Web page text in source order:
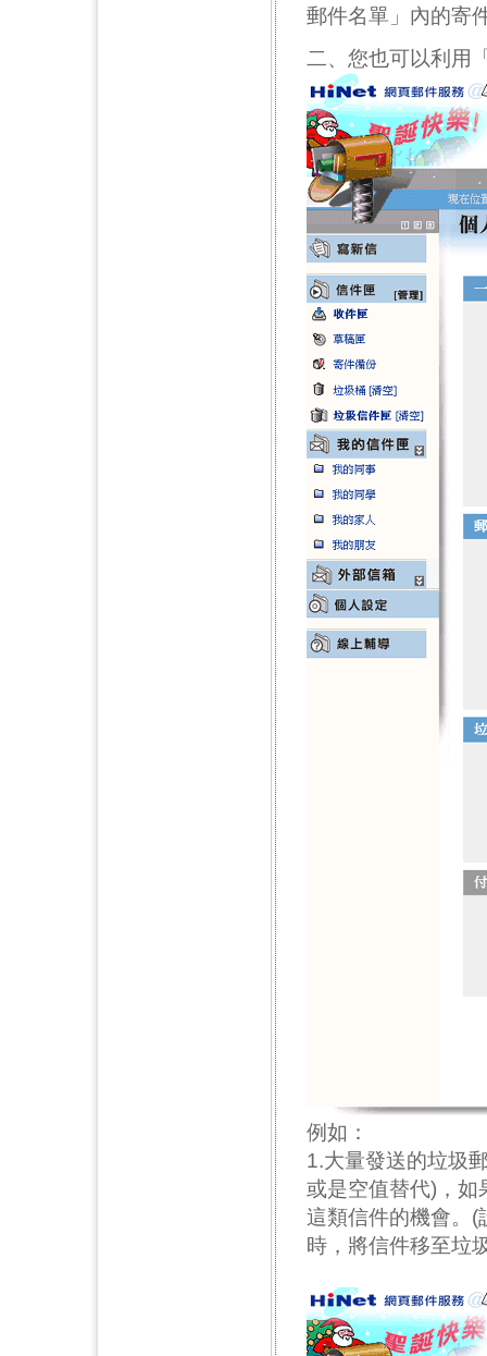
郵件名單」內的寄
二、您也可以利用
例如：
1.大量發送的垃圾
或是空值替代)，如
這類信件的機會。(
時，將信件移至垃